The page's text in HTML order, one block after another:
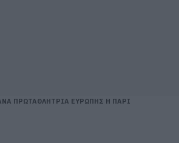
ΠΡΩΤΑΘΛΗΤΡΙΑ ΕΥΡΩΠΗΣ Η ΠΑΡΙ